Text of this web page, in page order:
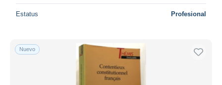
Estatus Profesional
Nuevo